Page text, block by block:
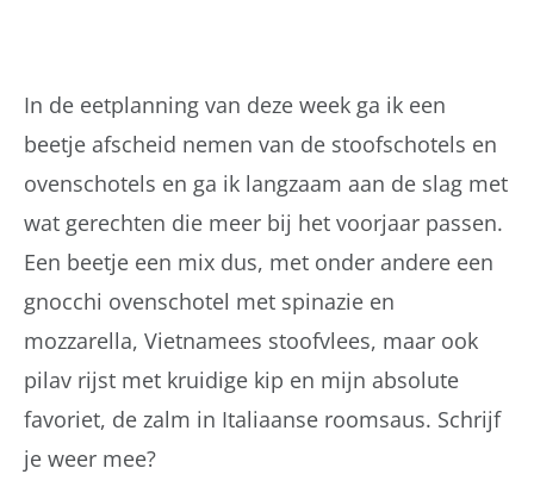
In de eetplanning van deze week ga ik een
beetje afscheid nemen van de stoofschotels en
ovenschotels en ga ik langzaam aan de slag met
wat gerechten die meer bij het voorjaar passen.
Een beetje een mix dus, met onder andere een
gnocchi ovenschotel met spinazie en
mozzarella, Vietnamees stoofvlees, maar ook
pilav rijst met kruidige kip en mijn absolute
favoriet, de zalm in Italiaanse roomsaus. Schrijf
je weer mee?